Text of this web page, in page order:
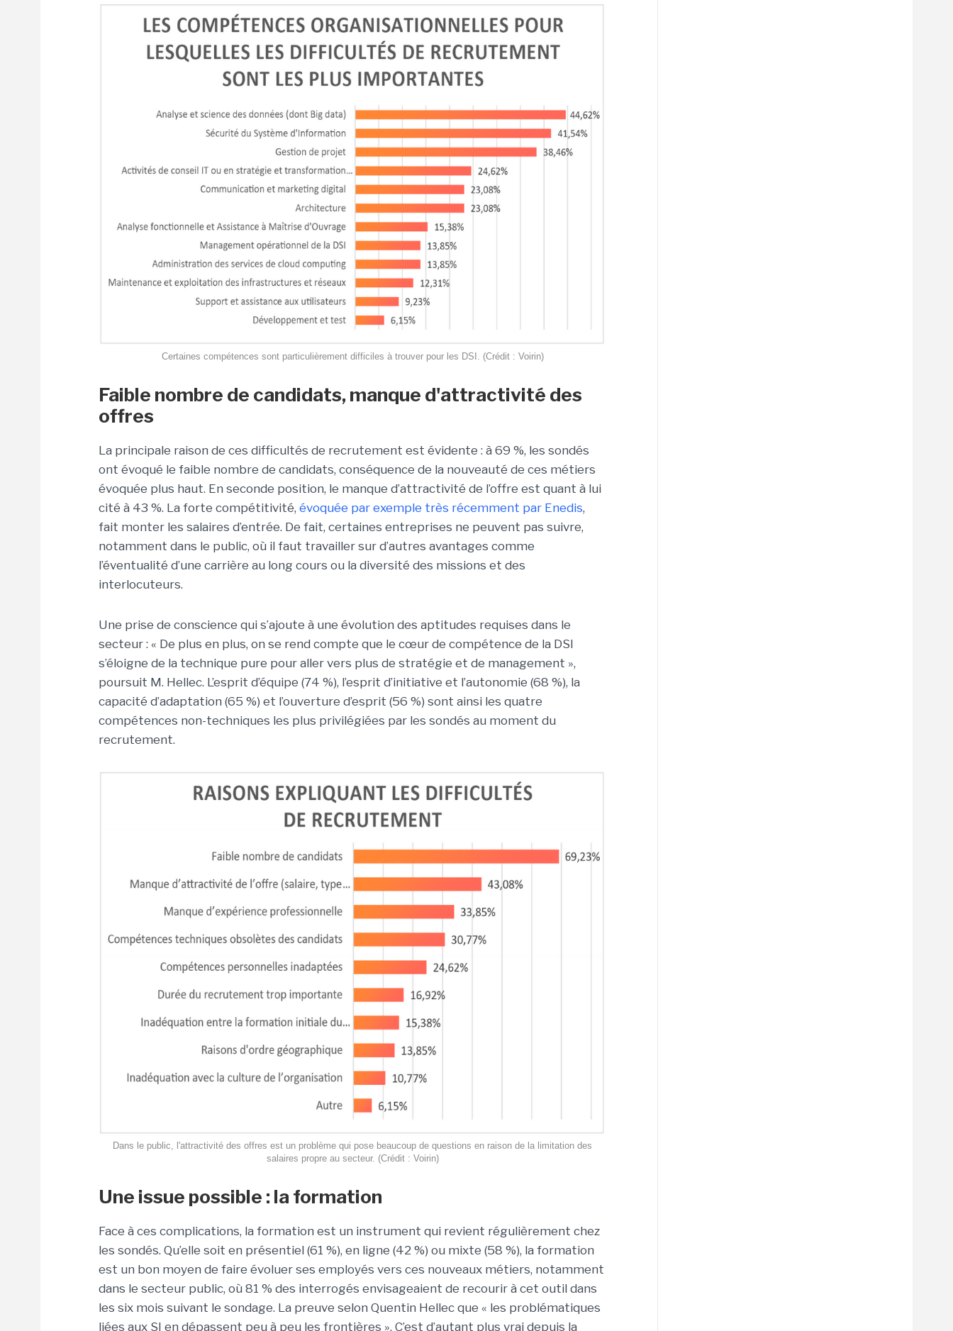
Certaines compétences sont particulièrement difficiles à trouver pour les DSI. (Crédit : Voirin)
Faible nombre de candidats, manque d'attractivité des
offres
La principale raison de ces difficultés de recrutement est évidente : à 69 %, les sondés
ont évoqué le faible nombre de candidats, conséquence de la nouveauté de ces métiers
évoquée plus haut. En seconde position, le manque d’attractivité de l’offre est quant à lui
cité à 43 %. La forte compétitivité, évoquée par exemple très récemment par Enedis,
fait monter les salaires d’entrée. De fait, certaines entreprises ne peuvent pas suivre,
notamment dans le public, où il faut travailler sur d’autres avantages comme
l’éventualité d’une carrière au long cours ou la diversité des missions et des
interlocuteurs.
Une prise de conscience qui s’ajoute à une évolution des aptitudes requises dans le
secteur : « De plus en plus, on se rend compte que le cœur de compétence de la DSI
s’éloigne de la technique pure pour aller vers plus de stratégie et de management »,
poursuit M. Hellec. L’esprit d’équipe (74 %), l’esprit d’initiative et l’autonomie (68 %), la
capacité d’adaptation (65 %) et l’ouverture d’esprit (56 %) sont ainsi les quatre
compétences non-techniques les plus privilégiées par les sondés au moment du
recrutement.
Dans le public, l'attractivité des offres est un problème qui pose beaucoup de questions en raison de la limitation des
salaires propre au secteur. (Crédit : Voirin)
Une issue possible : la formation
Face à ces complications, la formation est un instrument qui revient régulièrement chez
les sondés. Qu’elle soit en présentiel (61 %), en ligne (42 %) ou mixte (58 %), la formation
est un bon moyen de faire évoluer ses employés vers ces nouveaux métiers, notamment
dans le secteur public, où 81 % des interrogés envisageaient de recourir à cet outil dans
les six mois suivant le sondage. La preuve selon Quentin Hellec que « les problématiques
liées aux SI en dépassent peu à peu les frontières ». C’est d’autant plus vrai depuis la